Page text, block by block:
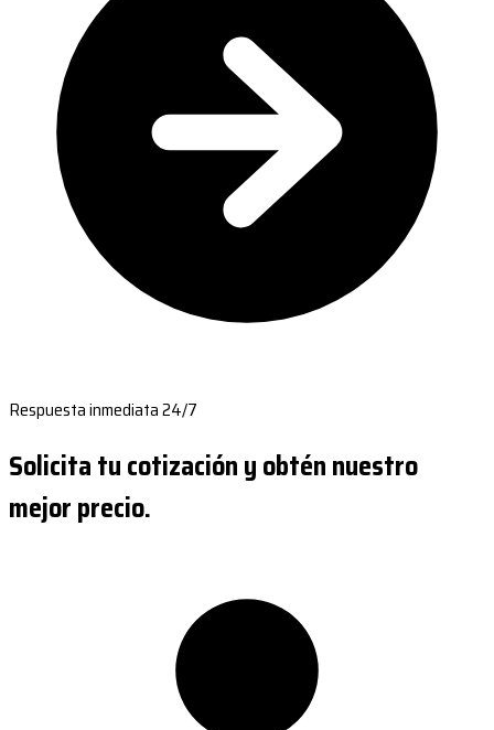
Respuesta inmediata 24/7
Solicita tu cotización y obtén nuestro
mejor precio.